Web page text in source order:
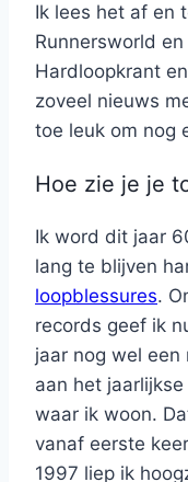
Ik lees het af en
Runnersworld
Hardloopkrant
zoveel nieuws
toe leuk om nog
Hoe zie je je
Ik word dit jaar
lang te blijven
loopblessures.
records geef ik
jaar nog wel een
aan het
waar ik woon.
vanaf eerste
1997 liep ik